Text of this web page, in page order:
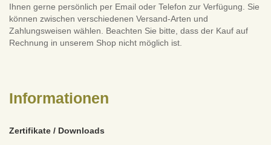
Ihnen gerne persönlich per Email oder Telefon zur Verfügung. Sie
können zwischen verschiedenen Versand-Arten und
Zahlungsweisen wählen. Beachten Sie bitte, dass der Kauf auf
Rechnung in unserem Shop nicht möglich ist.
Informationen
Zertifikate / Downloads